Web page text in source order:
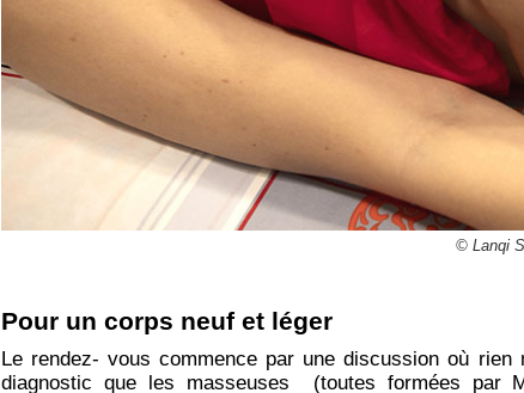
© Lanqi
​Pour un corps neuf et léger
Le rendez- vous commence par une discussion où
diagnostic que les masseuses (toutes formées par